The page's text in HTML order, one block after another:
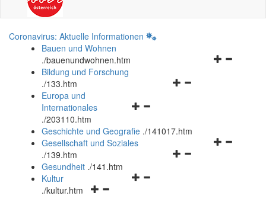
Coronavirus: Aktuelle Informationen
Bauen und Wohnen
./bauenundwohnen.htm
Navigationsmenü
Bildung und Forschung
./133.htm
Navigationsmenü
und
schließen
Europa und
Internationales
./203110.htm
Geschichte und Geografie ./141017.htm
Navigationsmenü
Gesellschaft und Soziales
./139.htm
Navigationsmenü
Gesundheit ./141.htm
Navigationsmenü
Kultur
./kultur.htm